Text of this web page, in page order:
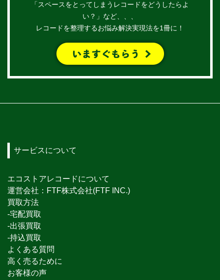
「スペースをとってしまうレコードをどうしたらよ
い？」など、、、
レコードを整理するお悩み解決実現法を1冊に！
サービスについて
エコストアレコードについて
運営会社：FTF株式会社(FTF INC.)
買取方法
-宅配買取
-出張買取
-持込買取
よくある質問
高く売るために
お客様の声